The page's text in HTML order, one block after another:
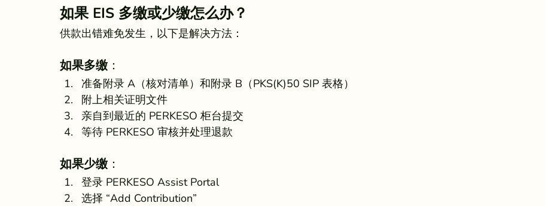
如果 EIS 多缴或少缴怎么办？
供款出错难免发生，以下是解决方法：
如果多缴 ：
准备附录 A（核对清单）和附录 B（PKS(K)50 SIP 表格）
附上相关证明文件
亲自到最近的 PERKESO 柜台提交
等待 PERKESO 审核并处理退款
如果少缴 ：
登录 PERKESO Assist Portal
选择 “Add Contribution”